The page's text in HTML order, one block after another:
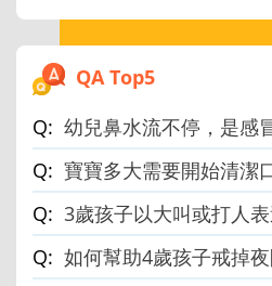
QA Top5
幼兒鼻水流不停，是感
寶寶多大需要開始清潔
3歲孩子以大叫或打人
如何幫助4歲孩子戒掉夜